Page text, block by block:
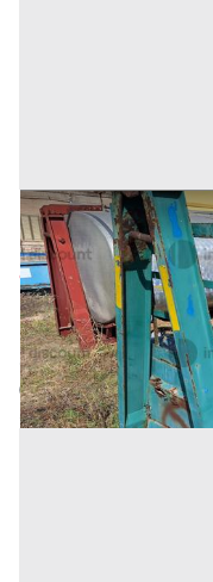
10#9242 Cassone
Inserito il: 19/11/
Trapani (Trapani)
Annuncio scaduto
Prezzo
375 €
Codice annuncio: